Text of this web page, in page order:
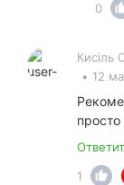
0
Кисіль
• 12
просто
1